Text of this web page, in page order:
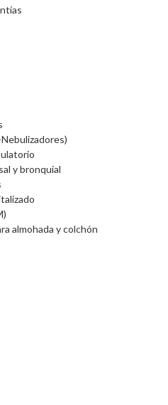
y bronquial
almohada y colchón